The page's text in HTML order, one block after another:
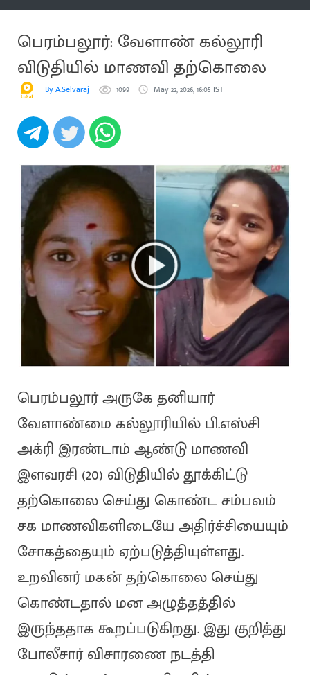
பெரம்பலூர்: வேளாண் கல்லூரி
விடுதியில் மாணவி தற்கொலை
By A.Selvaraj 1099 May 22, 2026, 16:05 IST
பெரம்பலூர் அருகே தனியார்
வேளாண்மை கல்லூரியில் பி.எஸ்சி
அக்ரி இரண்டாம் ஆண்டு மாணவி
இளவரசி (20) விடுதியில் தூக்கிட்டு
தற்கொலை செய்து கொண்ட சம்பவம்
சக மாணவிகளிடையே அதிர்ச்சியையும்
சோகத்தையும் ஏற்படுத்தியுள்ளது.
உறவினர் மகன் தற்கொலை செய்து
கொண்டதால் மன அழுத்தத்தில்
இருந்ததாக கூறப்படுகிறது. இது குறித்து
போலீசார் விசாரணை நடத்தி